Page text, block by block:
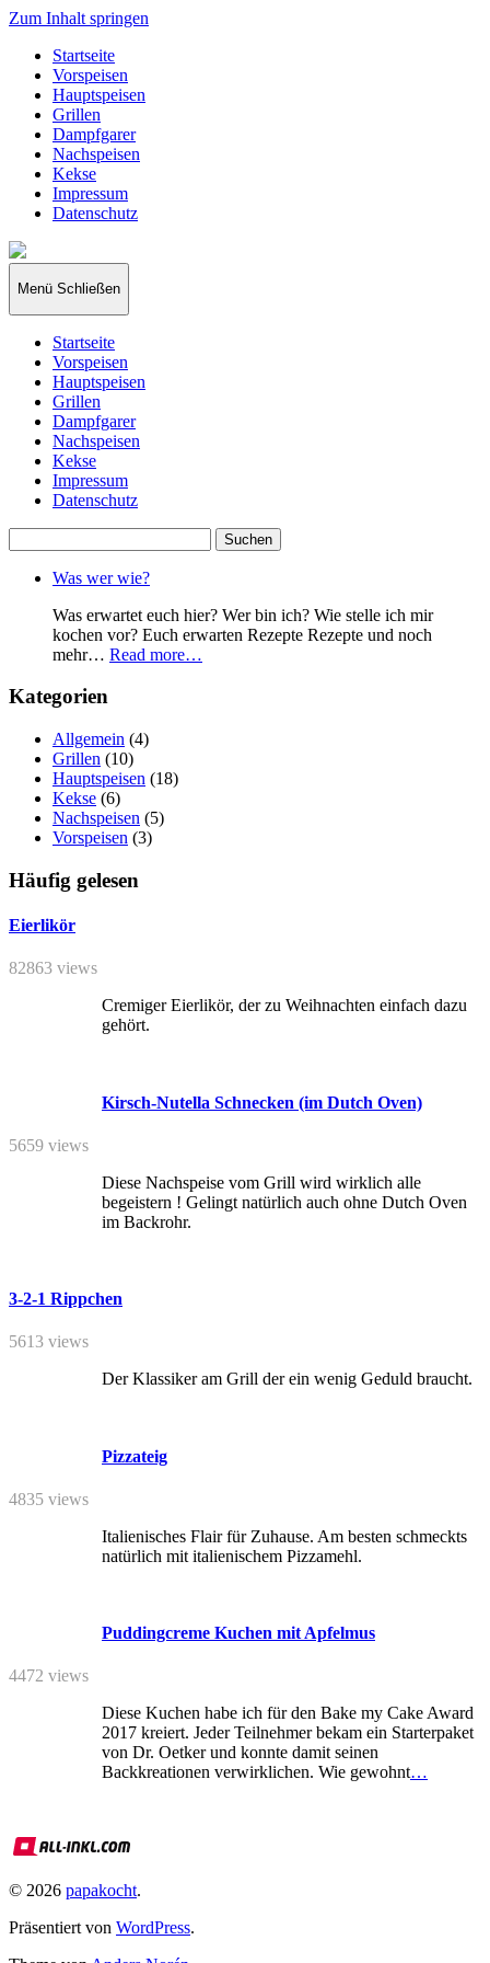
Zum Inhalt springen
Startseite
Vorspeisen
Hauptspeisen
Grillen
Dampfgarer
Nachspeisen
Kekse
Impressum
Datenschutz
papakocht
Menü Schließen
Startseite
Vorspeisen
Hauptspeisen
Grillen
Dampfgarer
Nachspeisen
Kekse
Impressum
Datenschutz
nach:
Was wer wie?
Was erwartet euch hier? Wer bin ich? Wie stelle ich mir
kochen vor? Euch erwarten Rezepte Rezepte und noch
mehr… Read more…
Kategorien
Allgemein (4)
Grillen (10)
Hauptspeisen (18)
Kekse (6)
Nachspeisen (5)
Vorspeisen (3)
Häufig gelesen
Eierlikör
82863 views
Cremiger Eierlikör, der zu Weihnachten einfach dazu
gehört.
Kirsch-Nutella Schnecken (im Dutch Oven)
5659 views
Diese Nachspeise vom Grill wird wirklich alle
begeistern ! Gelingt natürlich auch ohne Dutch Oven
im Backrohr.
3-2-1 Rippchen
5613 views
Der Klassiker am Grill der ein wenig Geduld braucht.
Pizzateig
4835 views
Italienisches Flair für Zuhause. Am besten schmeckts
natürlich mit italienischem Pizzamehl.
Puddingcreme Kuchen mit Apfelmus
4472 views
Diese Kuchen habe ich für den Bake my Cake Award
2017 kreiert. Jeder Teilnehmer bekam ein Starterpaket
von Dr. Oetker und konnte damit seinen
Backkreationen verwirklichen. Wie gewohnt…
© 2026 papakocht.
Präsentiert von WordPress.